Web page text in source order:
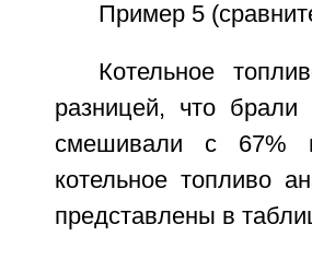
Пример 5
Котельное
разницей, что
смешивали с 67%
котельное топливо
представлены в